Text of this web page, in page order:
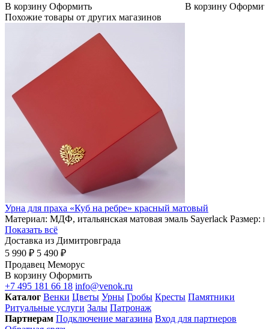
В корзину Оформить В корзину
Похожие товары от других магазинов
Урна для праха «Куб на ребре» красный матовый
Материал: МДФ, итальянская матовая эмаль Sayerlack
Показать всё
Доставка из Димитровграда
5 990 ₽ 5 490 ₽
Продавец Меморус
В корзину Оформить
+7 495 181 66 18 info@venok.ru
Каталог Венки Цветы Урны Гробы Кресты Памятники
Ритуальные услуги Залы Патронаж
Партнерам Подключение магазина Вход для партнеров